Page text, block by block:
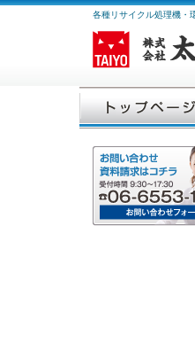
各種リサイクル処理機・